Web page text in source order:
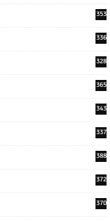
353
336
328
365
343
337
388
372
370